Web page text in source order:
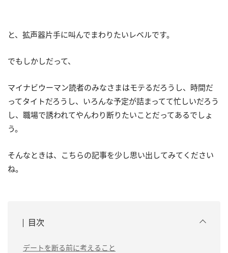
と、拡声器片手に叫んでまわりたいレベルです。
でもしかしだって、
マイナビウーマン読者のみなさまはモテるだろうし、時間だ
ってタイトだろうし、いろんな予定が詰まってて忙しいだろう
し、職場で誘われてやんわり断りたいことだってあるでしょ
う。
そんなときは、こちらの記事を少し思い出してみてください
ね。
目次
デートを断る前に考えること